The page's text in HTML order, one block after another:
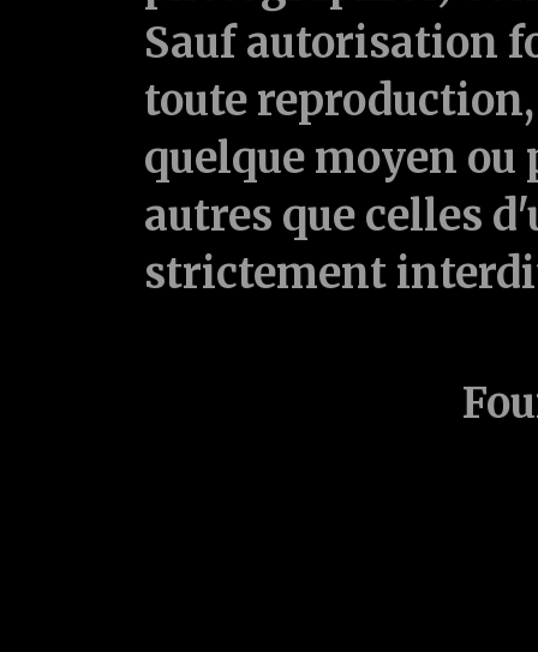
Sauf autorisation
toute
quelque moyen ou
autres que celles
strictement